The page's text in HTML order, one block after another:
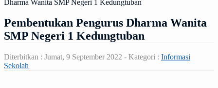
Dharma Wanita SMP Negeri 1 Kedungtuban
Pembentukan Pengurus Dharma Wanita
SMP Negeri 1 Kedungtuban
Diterbitkan : Jumat, 9 September 2022 - Kategori : Informasi
Sekolah